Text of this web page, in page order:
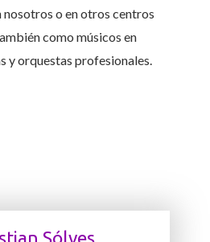
nosotros o en otros centros
como músicos en
y orquestas profesionales.
Sólves